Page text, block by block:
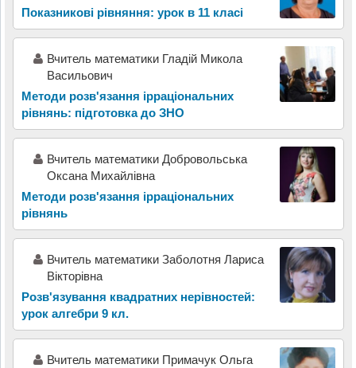
Показникові рівняння: урок в 11 класі
Вчитель математики Гладій Микола
Васильович
Методи розв'язання ірраціональних
рівнянь: підготовка до ЗНО
Вчитель математики Добровольська
Оксана Михайлівна
Методи розв'язання ірраціональних
рівнянь
Вчитель математики Заболотня Лариса
Вікторівна
Розв'язування квадратних нерівностей:
урок алгебри 9 кл.
Вчитель математики Примачук Ольга